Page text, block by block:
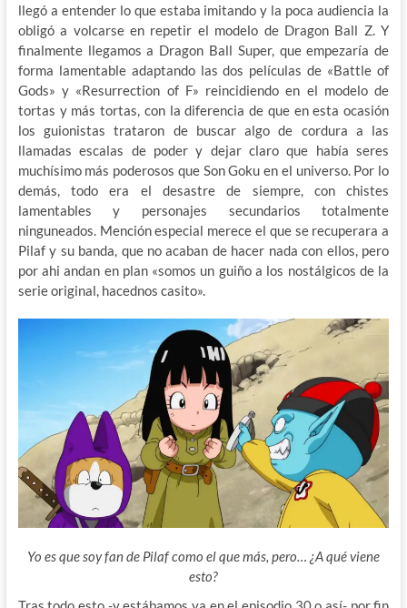
llegó a entender lo que estaba imitando y la poca audiencia la
obligó a volcarse en repetir el modelo de Dragon Ball Z. Y
finalmente llegamos a Dragon Ball Super, que empezaría de
forma lamentable adaptando las dos películas de «Battle of
Gods» y «Resurrection of F» reincidiendo en el modelo de
tortas y más tortas, con la diferencia de que en esta ocasión
los guionistas trataron de buscar algo de cordura a las
llamadas escalas de poder y dejar claro que había seres
muchísimo más poderosos que Son Goku en el universo. Por lo
demás, todo era el desastre de siempre, con chistes
lamentables y personajes secundarios totalmente
ninguneados. Mención especial merece el que se recuperara a
Pilaf y su banda, que no acaban de hacer nada con ellos, pero
por ahi andan en plan «somos un guiño a los nostálgicos de la
serie original, hacednos casito».
Yo es que soy fan de Pilaf como el que más, pero… ¿A qué viene
esto?